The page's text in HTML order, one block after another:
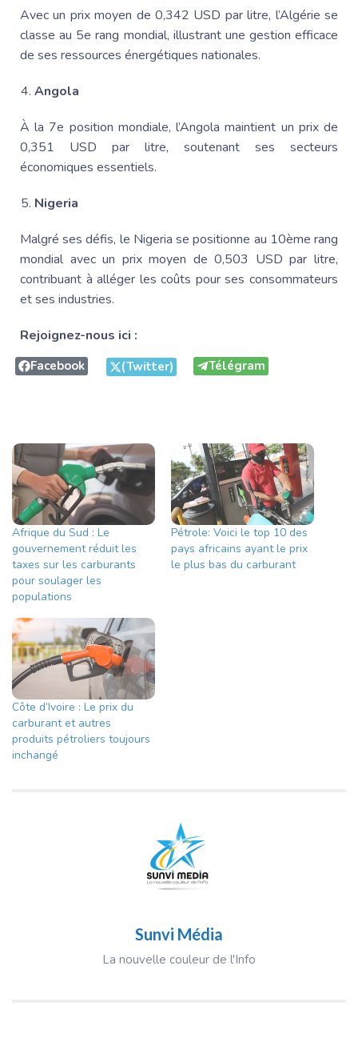
Avec un prix moyen de 0,342 USD par litre, l’Algérie se
classe au 5e rang mondial, illustrant une gestion efficace
de ses ressources énergétiques nationales.
Angola
À la 7e position mondiale, l’Angola maintient un prix de
0,351 USD par litre, soutenant ses secteurs
économiques essentiels.
Nigeria
Malgré ses défis, le Nigeria se positionne au 10ème rang
mondial avec un prix moyen de 0,503 USD par litre,
contribuant à alléger les coûts pour ses consommateurs
et ses industries.
Rejoignez-nous ici :
Facebook (Twitter) Télégram
Afrique du Sud : Le
gouvernement réduit les
taxes sur les carburants
pour soulager les
populations
Pétrole: Voici le top 10 des
pays africains ayant le prix
le plus bas du carburant
Côte d’Ivoire : Le prix du
carburant et autres
produits pétroliers toujours
inchangé
Sunvi Média
La nouvelle couleur de l'Info